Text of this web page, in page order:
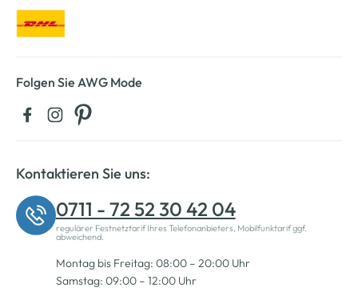
Folgen Sie AWG Mode
Kontaktieren Sie uns:
0711 - 72 52 30 42 04
regulärer Festnetztarif Ihres Telefonanbieters, Mobilfunktarif ggf.
abweichend.
Montag bis Freitag: 08:00 – 20:00 Uhr
Samstag: 09:00 – 12:00 Uhr